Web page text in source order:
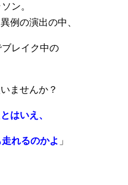
ン。
例の演出の中、
レイク中の
ませんか？
はいえ、
れるのかよ 」